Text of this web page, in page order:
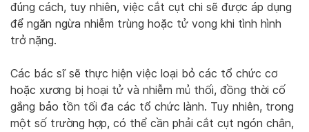
đúng cách, tuy nhiên, việc cắt cụt chi sẽ được áp dụng
để ngăn ngừa nhiễm trùng hoặc tử vong khi tình hình
trở nặng.
Các bác sĩ sẽ thực hiện việc loại bỏ các tổ chức cơ
hoặc xương bị hoại tử và nhiễm mủ thối, đồng thời cố
gắng bảo tồn tối đa các tổ chức lành. Tuy nhiên, trong
một số trường hợp, có thể cần phải cắt cụt ngón chân,